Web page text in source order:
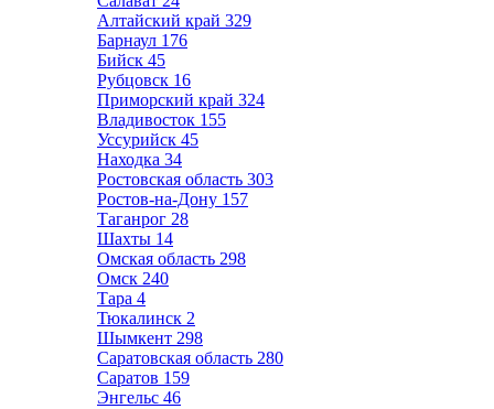
Алтайский край 329
Барнаул 176
Бийск 45
Рубцовск 16
Приморский край 324
Владивосток 155
Уссурийск 45
Находка 34
Ростовская область 303
Ростов-на-Дону 157
Таганрог 28
Шахты 14
Омская область 298
Омск 240
Тара 4
Тюкалинск 2
Шымкент 298
Саратовская область 280
Саратов 159
Энгельс 46